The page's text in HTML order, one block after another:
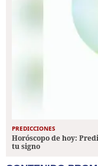
PREDICCIONES
Horóscopo de hoy:
tu signo